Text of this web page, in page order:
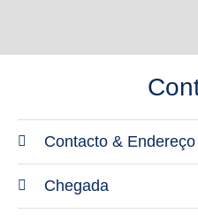
Contacto & Endereço
Endereço
TUI BLUE Taicang
Chegada